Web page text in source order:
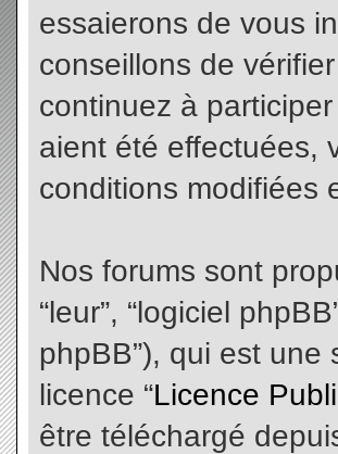
essaierons de vous
conseillons de
continuez à
aient été effectuées,
conditions modifiées
Nos forums sont
“leur”, “logiciel
phpBB”), qui est
licence “Licence
être téléchargé